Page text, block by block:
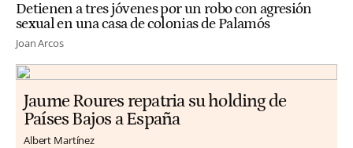
Detienen a tres jóvenes por un robo con agresión
sexual en una casa de colonias de Palamós
Joan Arcos
Jaume Roures repatria su holding de
Países Bajos a España
Albert Martínez